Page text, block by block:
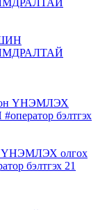
ҮНЭМЛЭХ олгох
бэлтгэх 21